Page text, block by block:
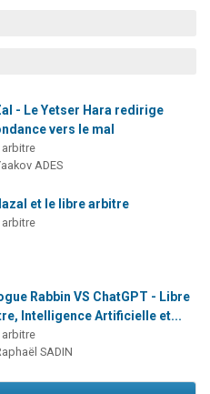
- Le Yetser Hara redirige
vers le mal
ADES
et le libre arbitre
Rabbin VS ChatGPT - Libre
Intelligence Artificielle et...
SADIN